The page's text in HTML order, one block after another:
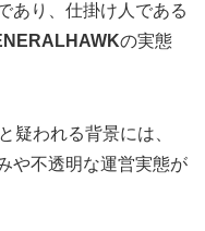
あり、仕掛け人である
の実態
と疑われる背景には、
や不透明な運営実態が